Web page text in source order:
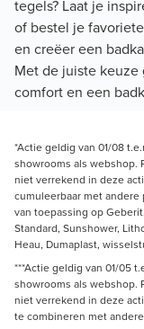
tegels? Laat je
of bestel je
en creëer een
Met de juiste
comfort en een
*Actie geldig van 01/08
showrooms als webshop.
niet verrekend in deze
cumuleerbaar met
van toepassing op
Standard, Sunshower,
Heau, Dumaplast,
***Actie geldig van 01/05
showrooms als webshop.
niet verrekend in deze
te combineren met